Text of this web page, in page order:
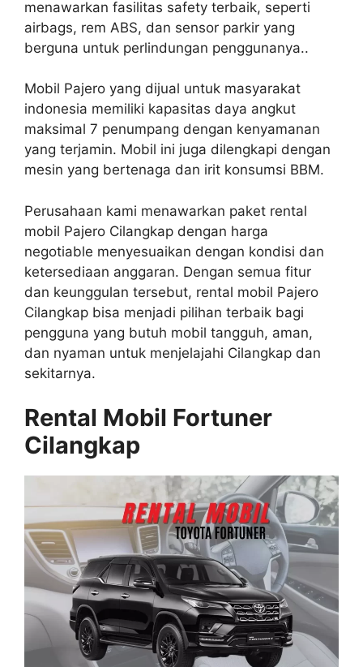
menawarkan fasilitas safety terbaik, seperti
airbags, rem ABS, dan sensor parkir yang
berguna untuk perlindungan penggunanya..
Mobil Pajero yang dijual untuk masyarakat
indonesia memiliki kapasitas daya angkut
maksimal 7 penumpang dengan kenyamanan
yang terjamin. Mobil ini juga dilengkapi dengan
mesin yang bertenaga dan irit konsumsi BBM.
Perusahaan kami menawarkan paket rental
mobil Pajero Cilangkap dengan harga
negotiable menyesuaikan dengan kondisi dan
ketersediaan anggaran. Dengan semua fitur
dan keunggulan tersebut, rental mobil Pajero
Cilangkap bisa menjadi pilihan terbaik bagi
pengguna yang butuh mobil tangguh, aman,
dan nyaman untuk menjelajahi Cilangkap dan
sekitarnya.
Rental Mobil Fortuner
Cilangkap